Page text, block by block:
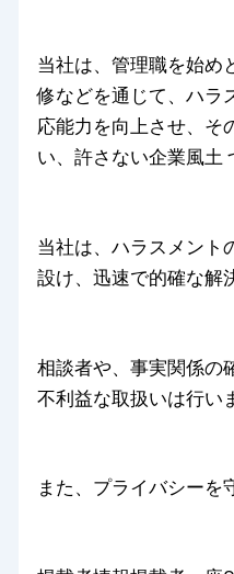
当社は、管理職を始め
修などを通じて、ハラ
応能力を向上させ、そ
い、許さない企業風土
当社は、ハラスメント
設け、迅速で的確な解
相談者や、事実関係の
不利益な取扱いは行い
また、プライバシーを